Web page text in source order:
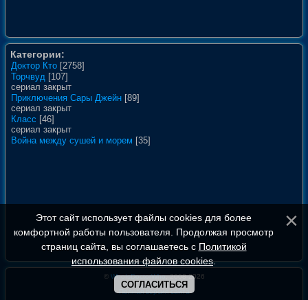
Категории:
Доктор Кто [2758]
Торчвуд [107]
сериал закрыт
Приключения Сары Джейн [89]
сериал закрыт
Класс [46]
сериал закрыт
Война между сушей и морем [35]
© WhoIsDoctorWho, 2008-2026
Этот сайт использует файлы cookies для более
комфортной работы пользователя. Продолжая просмотр
страниц сайта, вы соглашаетесь с Политикой
использования файлов cookies.
СОГЛАСИТЬСЯ